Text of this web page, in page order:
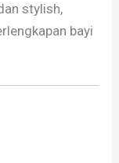
stylish,
bayi